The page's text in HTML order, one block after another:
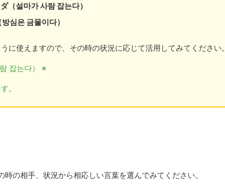
（설마가 사람 잡는다）
심은 금물이다）
に使えますので、その時の状況に応じて活用してみてください。
잡는다） ※
。
の相手、状況から相応しい言葉を選んでみてください。